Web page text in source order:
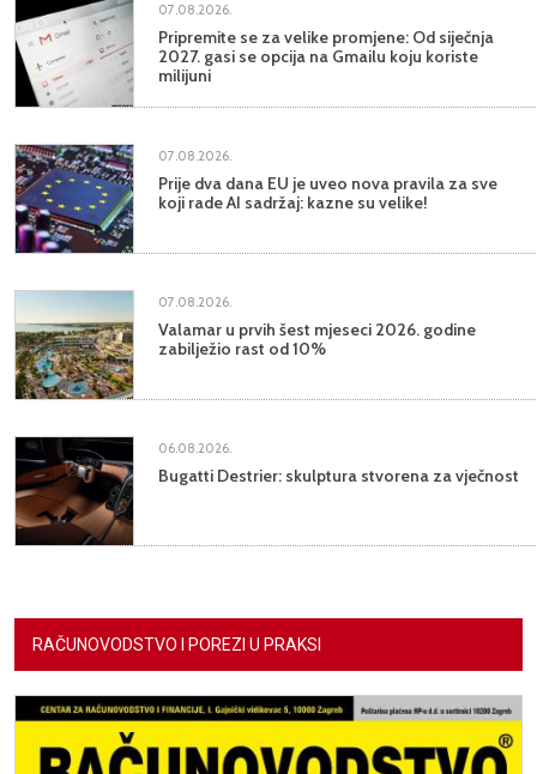
07.08.2026.
Pripremite se za velike promjene: Od siječnja
2027. gasi se opcija na Gmailu koju koriste
milijuni
07.08.2026.
Prije dva dana EU je uveo nova pravila za sve
koji rade AI sadržaj: kazne su velike!
07.08.2026.
Valamar u prvih šest mjeseci 2026. godine
zabilježio rast od 10%
06.08.2026.
Bugatti Destrier: skulptura stvorena za vječnost
RAČUNOVODSTVO I POREZI U PRAKSI